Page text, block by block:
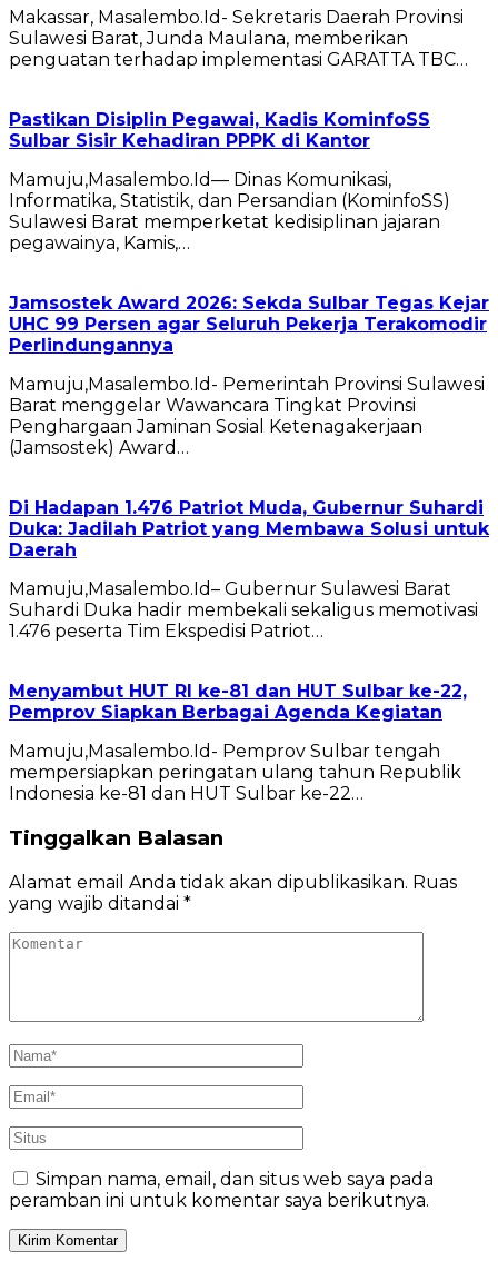
Makassar, Masalembo.Id- Sekretaris Daerah Provinsi
Sulawesi Barat, Junda Maulana, memberikan
penguatan terhadap implementasi GARATTA TBC…
Pastikan Disiplin Pegawai, Kadis KominfoSS
Sulbar Sisir Kehadiran PPPK di Kantor
Mamuju,Masalembo.Id— Dinas Komunikasi,
Informatika, Statistik, dan Persandian (KominfoSS)
Sulawesi Barat memperketat kedisiplinan jajaran
pegawainya, Kamis,…
Jamsostek Award 2026: Sekda Sulbar Tegas Kejar
UHC 99 Persen agar Seluruh Pekerja Terakomodir
Perlindungannya
Mamuju,Masalembo.Id- Pemerintah Provinsi Sulawesi
Barat menggelar Wawancara Tingkat Provinsi
Penghargaan Jaminan Sosial Ketenagakerjaan
(Jamsostek) Award…
Di Hadapan 1.476 Patriot Muda, Gubernur Suhardi
Duka: Jadilah Patriot yang Membawa Solusi untuk
Daerah
Mamuju,Masalembo.Id– Gubernur Sulawesi Barat
Suhardi Duka hadir membekali sekaligus memotivasi
1.476 peserta Tim Ekspedisi Patriot…
Menyambut HUT RI ke-81 dan HUT Sulbar ke-22,
Pemprov Siapkan Berbagai Agenda Kegiatan
Mamuju,Masalembo.Id- Pemprov Sulbar tengah
mempersiapkan peringatan ulang tahun Republik
Indonesia ke-81 dan HUT Sulbar ke-22…
Tinggalkan Balasan
Alamat email Anda tidak akan dipublikasikan. Ruas
yang wajib ditandai *
Simpan nama, email, dan situs web saya pada
peramban ini untuk komentar saya berikutnya.